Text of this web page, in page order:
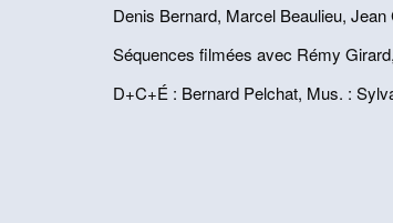
Denis Bernard, Marcel Beaulieu,
Séquences filmées avec Rémy
D+C+É : Bernard Pelchat, Mus. :